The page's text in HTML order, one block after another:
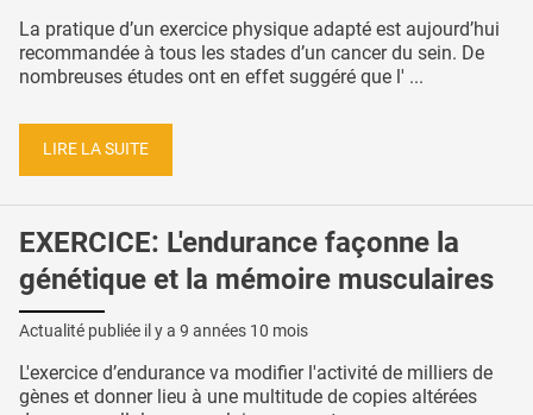
La pratique d’un exercice physique adapté est aujourd’hui
recommandée à tous les stades d’un cancer du sein. De
nombreuses études ont en effet suggéré que l' ...
LIRE LA SUITE
EXERCICE: L'endurance façonne la
génétique et la mémoire musculaires
Actualité publiée il y a 9 années 10 mois
L'exercice d’endurance va modifier l'activité de milliers de
gènes et donner lieu à une multitude de copies altérées